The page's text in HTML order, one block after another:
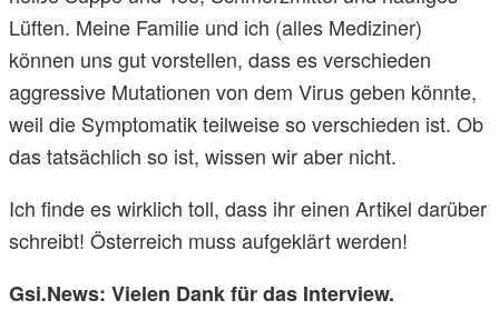
Lüften. Meine Familie und ich (alles Mediziner)
können uns gut vorstellen, dass es verschieden
aggressive Mutationen von dem Virus geben könnte,
weil die Symptomatik teilweise so verschieden ist. Ob
das tatsächlich so ist, wissen wir aber nicht.
Ich finde es wirklich toll, dass ihr einen Artikel darüber
schreibt! Österreich muss aufgeklärt werden!
Gsi.News: Vielen Dank für das Interview.